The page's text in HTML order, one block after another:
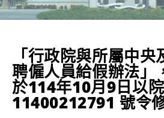
「行政院與所屬中
聘僱人員給假辦法」
於114年10月9日以
11400212791 號令